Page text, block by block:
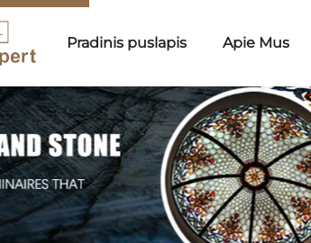
Pradinis puslapis Apie Mus